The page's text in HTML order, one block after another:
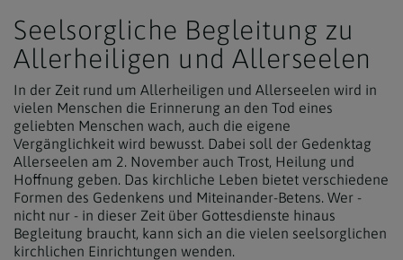
Seelsorgliche Begleitung zu
Allerheiligen und Allerseelen
In der Zeit rund um Allerheiligen und Allerseelen wird in
vielen Menschen die Erinnerung an den Tod eines
geliebten Menschen wach, auch die eigene
Vergänglichkeit wird bewusst. Dabei soll der Gedenktag
Allerseelen am 2. November auch Trost, Heilung und
Hoffnung geben. Das kirchliche Leben bietet verschiedene
Formen des Gedenkens und Miteinander-Betens. Wer -
nicht nur - in dieser Zeit über Gottesdienste hinaus
Begleitung braucht, kann sich an die vielen seelsorglichen
kirchlichen Einrichtungen wenden.